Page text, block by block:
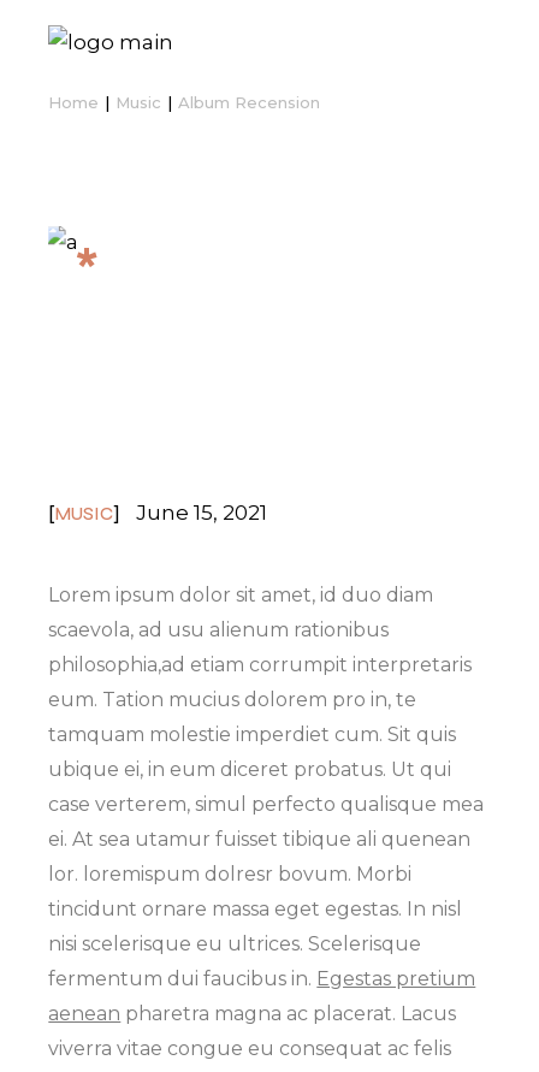
Home Music Album Recension
*
MUSIC June 15, 2021
Lorem ipsum dolor sit amet, id duo diam
scaevola, ad usu alienum rationibus
philosophia,ad etiam corrumpit interpretaris
eum. Tation mucius dolorem pro in, te
tamquam molestie imperdiet cum. Sit quis
ubique ei, in eum diceret probatus. Ut qui
case verterem, simul perfecto qualisque mea
ei. At sea utamur fuisset tibique ali quenean
lor. loremispum dolresr bovum. Morbi
tincidunt ornare massa eget egestas. In nisl
nisi scelerisque eu ultrices. Scelerisque
fermentum dui faucibus in. Egestas pretium
aenean pharetra magna ac placerat. Lacus
viverra vitae congue eu consequat ac felis